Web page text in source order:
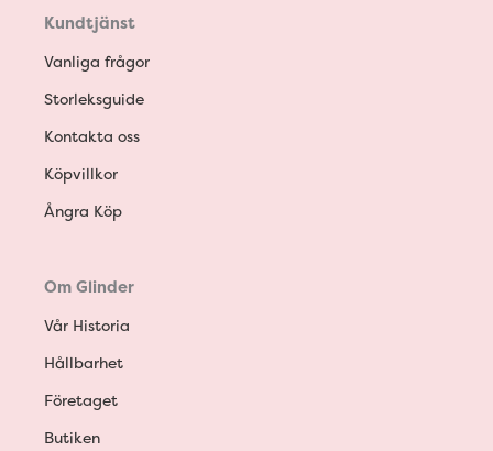
Kundtjänst
Vanliga frågor
Storleksguide
Kontakta oss
Köpvillkor
Ångra Köp
Om Glinder
Vår Historia
Hållbarhet
Företaget
Butiken